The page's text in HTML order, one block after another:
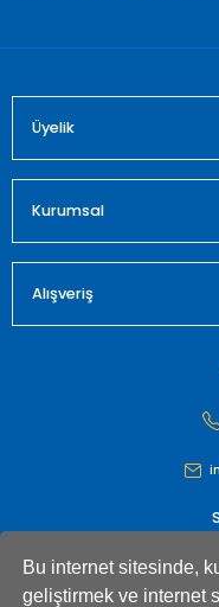
Bu internet sitesinde,
geliştirmek ve internet
Üyelik
Kurumsal
Alışveriş